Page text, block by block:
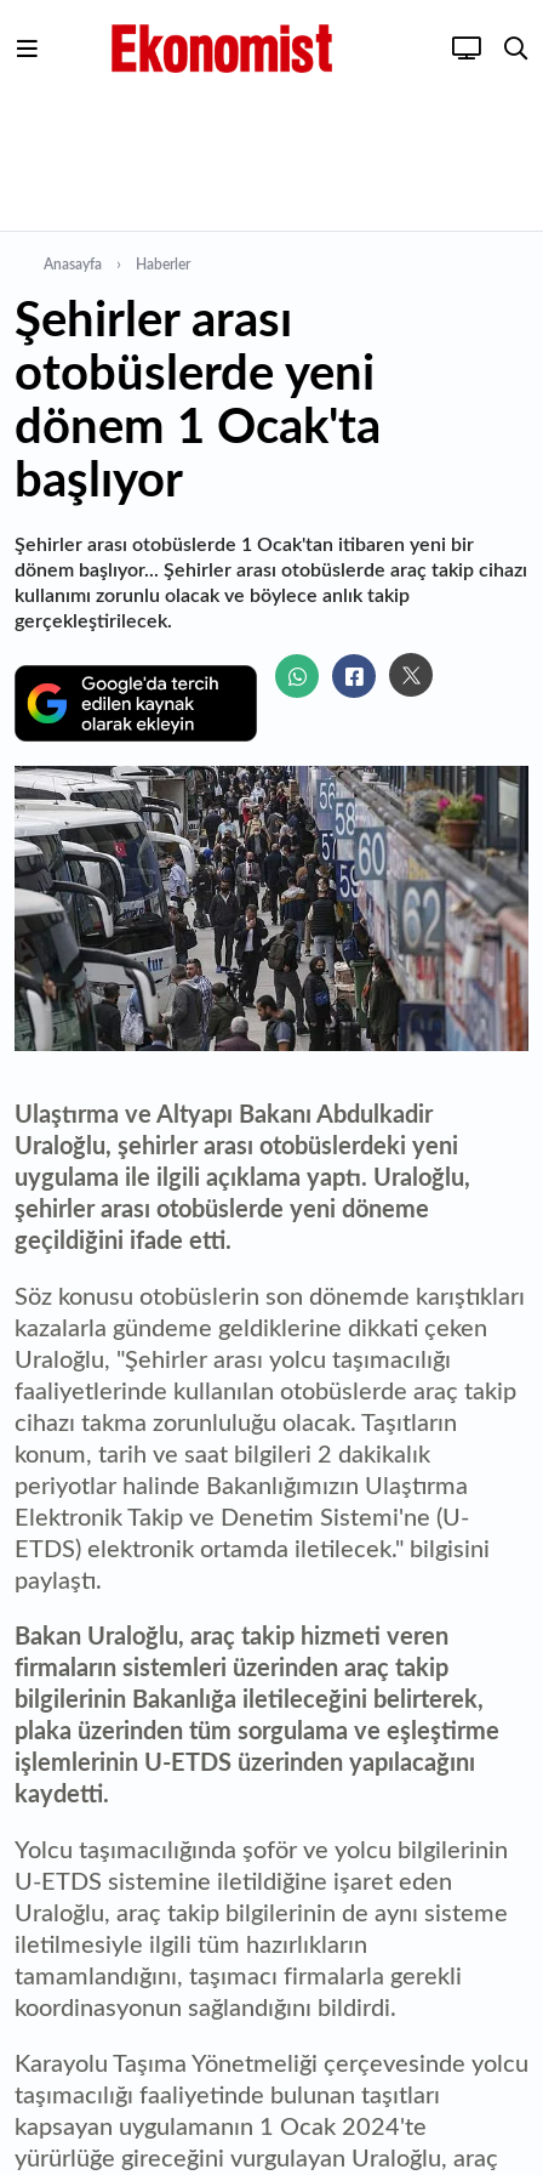
Anasayfa Haberler
Şehirler arası
otobüslerde yeni
dönem 1 Ocak'ta
başlıyor
Şehirler arası otobüslerde 1 Ocak'tan itibaren yeni bir
dönem başlıyor... Şehirler arası otobüslerde araç takip cihazı
kullanımı zorunlu olacak ve böylece anlık takip
gerçekleştirilecek.
Ulaştırma ve Altyapı Bakanı Abdulkadir
Uraloğlu, şehirler arası otobüslerdeki yeni
uygulama ile ilgili açıklama yaptı. Uraloğlu,
şehirler arası otobüslerde yeni döneme
geçildiğini ifade etti.
Söz konusu otobüslerin son dönemde karıştıkları
kazalarla gündeme geldiklerine dikkati çeken
Uraloğlu, "Şehirler arası yolcu taşımacılığı
faaliyetlerinde kullanılan otobüslerde araç takip
cihazı takma zorunluluğu olacak. Taşıtların
konum, tarih ve saat bilgileri 2 dakikalık
periyotlar halinde Bakanlığımızın Ulaştırma
Elektronik Takip ve Denetim Sistemi'ne (U-
ETDS) elektronik ortamda iletilecek." bilgisini
paylaştı.
Bakan Uraloğlu, araç takip hizmeti veren
firmaların sistemleri üzerinden araç takip
bilgilerinin Bakanlığa iletileceğini belirterek,
plaka üzerinden tüm sorgulama ve eşleştirme
işlemlerinin U-ETDS üzerinden yapılacağını
kaydetti.
Yolcu taşımacılığında şoför ve yolcu bilgilerinin
U-ETDS sistemine iletildiğine işaret eden
Uraloğlu, araç takip bilgilerinin de aynı sisteme
iletilmesiyle ilgili tüm hazırlıkların
tamamlandığını, taşımacı firmalarla gerekli
koordinasyonun sağlandığını bildirdi.
Karayolu Taşıma Yönetmeliği çerçevesinde yolcu
taşımacılığı faaliyetinde bulunan taşıtları
kapsayan uygulamanın 1 Ocak 2024'te
yürürlüğe gireceğini vurgulayan Uraloğlu, araç